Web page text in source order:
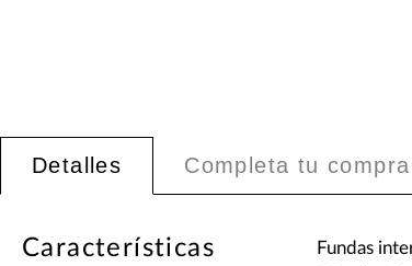
Detalles Completa tu
Características
Fundas